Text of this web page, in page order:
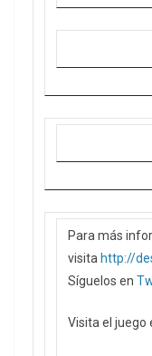
Para más
visita http://
Síguelos en
Visita el juego